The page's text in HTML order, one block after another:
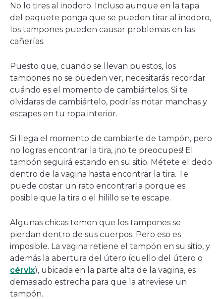
No lo tires al inodoro. Incluso aunque en la tapa
del paquete ponga que se pueden tirar al inodoro,
los tampones pueden causar problemas en las
cañerías.
Puesto que, cuando se llevan puestos, los
tampones no se pueden ver, necesitarás recordar
cuándo es el momento de cambiártelos. Si te
olvidaras de cambiártelo, podrías notar manchas y
escapes en tu ropa interior.
Si llega el momento de cambiarte de tampón, pero
no logras encontrar la tira, ¡no te preocupes! El
tampón seguirá estando en su sitio. Métete el dedo
dentro de la vagina hasta encontrar la tira. Te
puede costar un rato encontrarla porque es
posible que la tira o el hilillo se te escape.
Algunas chicas temen que los tampones se
pierdan dentro de sus cuerpos. Pero eso es
imposible. La vagina retiene el tampón en su sitio, y
además la abertura del útero (cuello del útero o
cérvix), ubicada en la parte alta de la vagina, es
demasiado estrecha para que la atreviese un
tampón.